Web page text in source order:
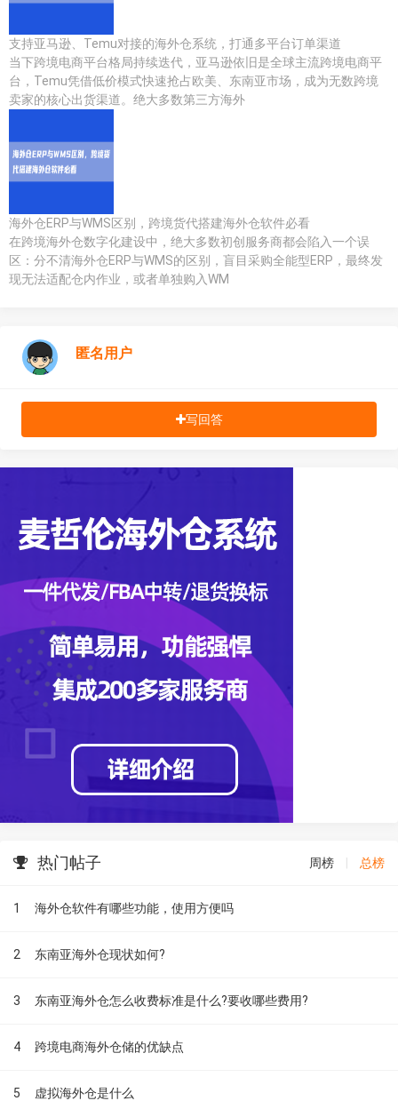
支持亚马逊、Temu对接的海外仓系统，打通多平台订单渠道
当下跨境电商平台格局持续迭代，亚马逊依旧是全球主流跨境电商平
台，Temu凭借低价模式快速抢占欧美、东南亚市场，成为无数跨境
卖家的核心出货渠道。绝大多数第三方海外
海外仓ERP与WMS区别，跨境货代搭建海外仓软件必看
在跨境海外仓数字化建设中，绝大多数初创服务商都会陷入一个误
区：分不清海外仓ERP与WMS的区别，盲目采购全能型ERP，最终发
现无法适配仓内作业，或者单独购入WM
匿名用户
写回答
热门帖子 周榜 总榜
1 海外仓软件有哪些功能，使用方便吗
2 东南亚海外仓现状如何?
3 东南亚海外仓怎么收费标准是什么?要收哪些费用?
4 跨境电商海外仓储的优缺点
5 虚拟海外仓是什么